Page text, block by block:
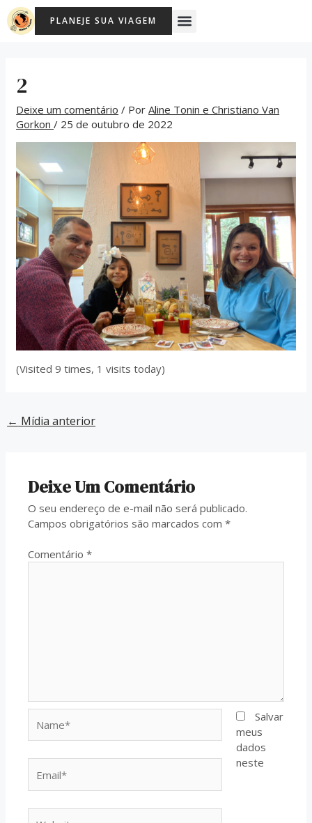
para
PLANEJE SUA VIAGEM Menu
2
Deixe um comentário / PorAline Tonin e Christiano Van
Gorkon/ 25 de outubro de 2022
(Visited 9 times, 1 visits today)
Post
navigation
← Mídia anterior
Deixe Um Comentário
O seu endereço de e-mail não será publicado.
Campos obrigatórios são marcados com*
Comentário*
Salvar
meus
dados
neste